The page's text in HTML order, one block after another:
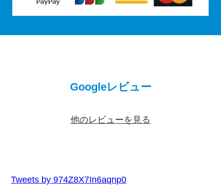
Googleレビュー
他のレビューを見る
Tweets by 974Z8X7In6aqnp0